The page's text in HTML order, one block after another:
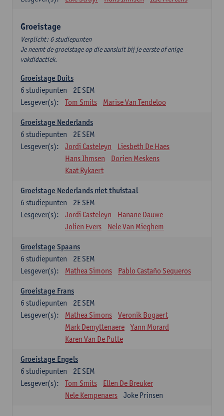
Groeistage
Verplicht: 6 studiepunten
Je neemt de groeistage op die aansluit bij je eerste of enige
vakdidactiek.
Groeistage Duits
2E SEM
6 studiepunten
Lesgever(s):
Tom Smits Marise Van Tendeloo
Groeistage Nederlands
2E SEM
6 studiepunten
Lesgever(s):
Jordi Casteleyn
Liesbeth De Haes
Hans Ihmsen
Dorien Meskens
Kaat Rykaert
Groeistage Nederlands niet thuistaal
2E SEM
6 studiepunten
Lesgever(s):
Jordi Casteleyn
Hanane Dauwe
Jolien Evers
Nele Van Mieghem
Groeistage Spaans
2E SEM
6 studiepunten
Lesgever(s):
Mathea Simons Pablo Castaño Sequeros
Groeistage Frans
2E SEM
6 studiepunten
Lesgever(s):
Mathea Simons
Veronik Bogaert
Mark Demyttenaere
Yann Morard
Karen Van De Putte
Groeistage Engels
2E SEM
6 studiepunten
Lesgever(s):
Tom Smits
Ellen De Breuker
Nele Kempenaers
Joke Prinsen